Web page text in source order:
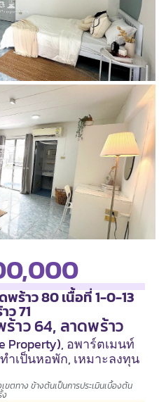
พร้าว 80 เนื้อที่ 1-0-13
ว 71
าว 64, ลาดพร้าว
Property), อพาร์ตเมนท์
ำเป็นหอพัก, เหมาะลงทุน
ขตทาง ข้างต้นเป็นการประเมินเบื้องต้น
ง